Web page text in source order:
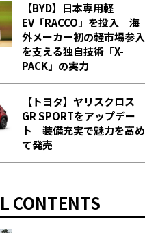
【BYD】日本専用軽
EV「RACCO」を投入 海
外メーカー初の軽市場参入
を支える独自技術「X-
PACK」の実力
【トヨタ】ヤリスクロス
GR SPORTをアップデー
ト 装備充実で魅力を高め
て発売
CONTENTS